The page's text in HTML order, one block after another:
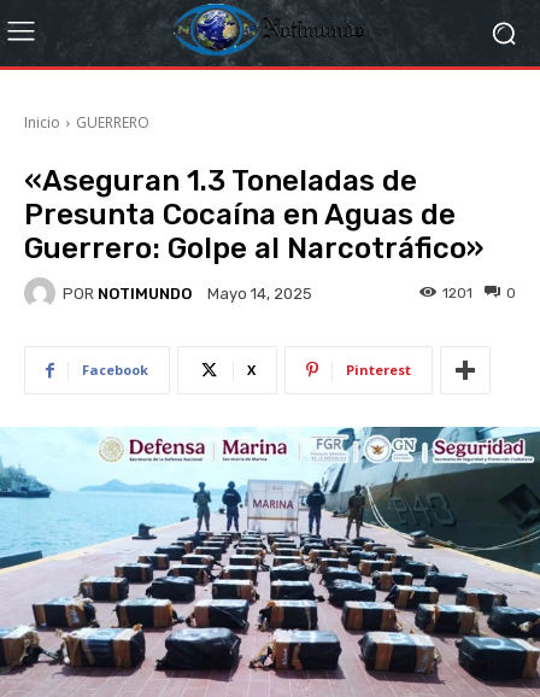
Inicio GUERRERO
«Aseguran 1.3 Toneladas de
Presunta Cocaína en Aguas de
Guerrero: Golpe al Narcotráfico»
POR NOTIMUNDO Mayo 14, 2025 0
1201
Facebook X Pinterest